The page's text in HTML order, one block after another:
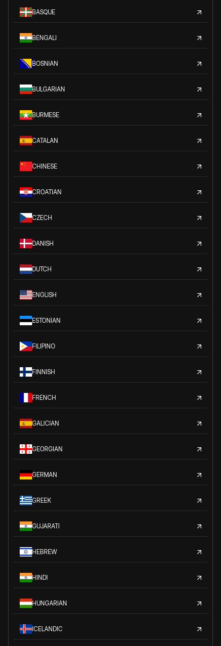
BASQUE
BENGALI
BOSNIAN
BULGARIAN
BURMESE
CATALAN
CHINESE
CROATIAN
CZECH
DANISH
DUTCH
ENGLISH
ESTONIAN
FILIPINO
FINNISH
FRENCH
GALICIAN
GEORGIAN
GERMAN
GREEK
GUJARATI
HEBREW
HINDI
HUNGARIAN
ICELANDIC